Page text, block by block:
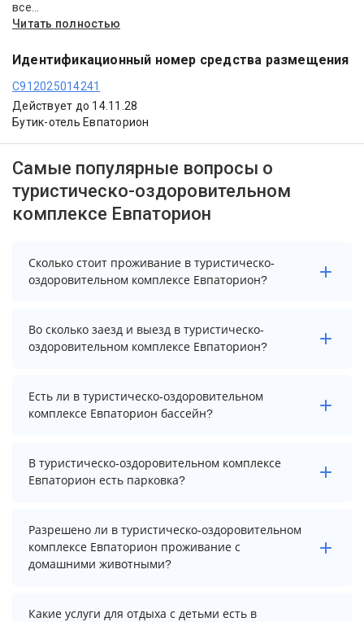
все...
Читать полностью
Идентификационный номер средства размещения
С912025014241
Действует до 14.11.28
Бутик-отель Евпаторион
Самые популярные вопросы о
туристическо-оздоровительном
комплексе Евпаторион
Сколько стоит проживание в туристическо-
оздоровительном комплексе Евпаторион?
Стоимость проживания в туристическо-
оздоровительном комплексе Евпаторион начинается
гостей.
Во сколько заезд и выезд в туристическо-
оздоровительном комплексе Евпаторион?
Заезд возможен после 14:00, а выезд необходимо
осуществить до 12:00.
Есть ли в туристическо-оздоровительном
комплексе Евпаторион бассейн?
В туристическо-оздоровительном комплексе
Евпаторион есть открытый подогреваемый бассейн.
В туристическо-оздоровительном комплексе
Евпаторион есть парковка?
В туристическо-оздоровительном комплексе
Евпаторион есть парковка, уточните информацию
перед бронированием у менеджера, возможно, услуга
Разрешено ли в туристическо-оздоровительном
комплексе Евпаторион проживание с
домашними животными?
Проживание с домашними животными разрешено.
Какие услуги для отдыха с детьми есть в